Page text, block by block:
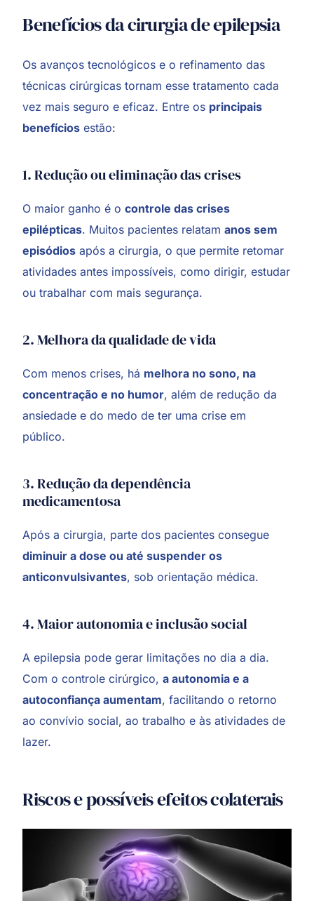
Benefícios da cirurgia de epilepsia
Os avanços tecnológicos e o refinamento das
técnicas cirúrgicas tornam esse tratamento cada
vez mais seguro e eficaz. Entre os principais
benefícios estão:
1. Redução ou eliminação das crises
O maior ganho é ocontrole das crises
epilépticas. Muitos pacientes relatamanos sem
episódios após a cirurgia, o que permite retomar
atividades antes impossíveis, como dirigir, estudar
ou trabalhar com mais segurança.
2. Melhora da qualidade de vida
Com menos crises, há melhora no sono, na
concentração e no humor, além de redução da
ansiedade e do medo de ter uma crise em
público.
3. Redução da dependência
medicamentosa
Após a cirurgia, parte dos pacientes consegue
diminuir a dose ou até suspender os
anticonvulsivantes, sob orientação médica.
4. Maior autonomia e inclusão social
A epilepsia pode gerar limitações no dia a dia.
Com o controle cirúrgico,a autonomia e a
autoconfiança aumentam, facilitando o retorno
ao convívio social, ao trabalho e às atividades de
lazer.
Riscos e possíveis efeitos colaterais